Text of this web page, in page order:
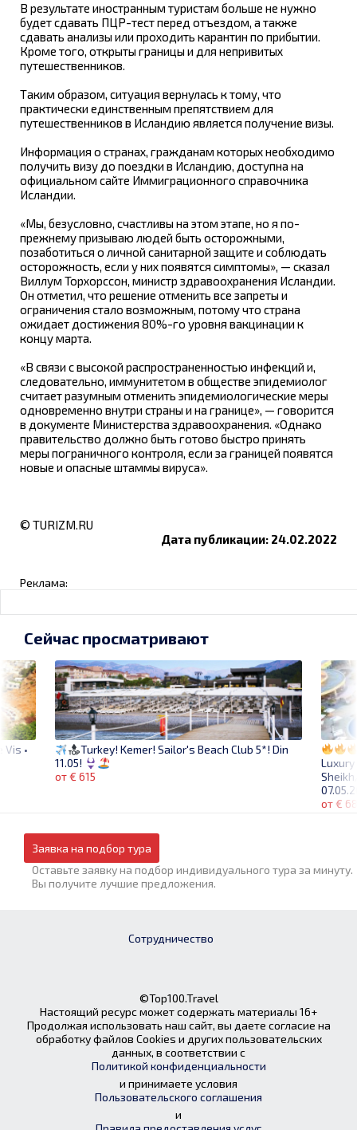
В результате иностранным туристам больше не нужно
будет сдавать ПЦР-тест перед отъездом, а также
сдавать анализы или проходить карантин по прибытии.
Кроме того, открыты границы и для непривитых
путешественников.
Таким образом, ситуация вернулась к тому, что
практически единственным препятствием для
путешественников в Исландию является получение визы.
Информация о странах, гражданам которых необходимо
получить визу до поездки в Исландию, доступна на
официальном сайте Иммиграционного справочника
Исландии.
«Мы, безусловно, счастливы на этом этапе, но я по-
прежнему призываю людей быть осторожными,
позаботиться о личной санитарной защите и соблюдать
осторожность, если у них появятся симптомы», — сказал
Виллум Торхорссон, министр здравоохранения Исландии.
Он отметил, что решение отменить все запреты и
ограничения стало возможным, потому что страна
ожидает достижения 80%-го уровня вакцинации к
концу марта.
«В связи с высокой распространенностью инфекций и,
следовательно, иммунитетом в обществе эпидемиолог
считает разумным отменить эпидемиологические меры
одновременно внутри страны и на границе», — говорится
в документе Министерства здравоохранения. «Однако
правительство должно быть готово быстро принять
меры пограничного контроля, если за границей появятся
новые и опасные штаммы вируса».
© TURIZM.RU
Дата публикации: 24.02.2022
Реклама:
•
от €
Сейчас просматривают
Turkey! Kemer! Sailor's Beach Club 5*! Din
11.05!
от € 615
Заявка на подбор тура
Оставьте заявку на подбор индивидуального тура за минуту.
Вы получите лучшие предложения.
Сотрудничество
©Top100.Travel
Настоящий ресурс может содержать материалы 16+
Продолжая использовать наш сайт, вы даете согласие на
обработку файлов Cookies и других пользовательских
данных, в соответствии с
Политикой конфиденциальности
и принимаете условия
Пользовательского соглашения
и